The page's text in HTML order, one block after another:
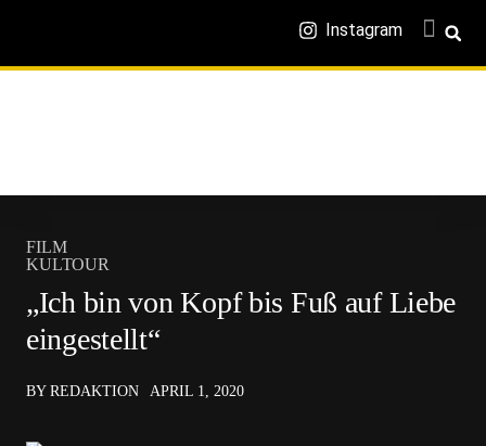
Instagram
FILM
KULTOUR
„Ich bin von Kopf bis Fuß auf Liebe
eingestellt“
BY REDAKTION APRIL 1, 2020